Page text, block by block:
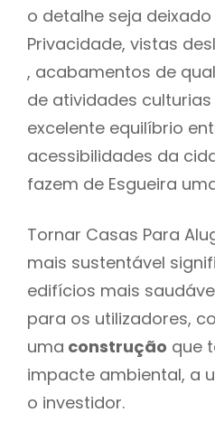
o detalhe seja
Privacidade, vistas
, acabamentos de
de atividades
excelente equilíbrio
acessibilidades da
fazem de Esgueira
Tornar Casas Para
mais sustentável
edifícios mais
para os utilizadores,
uma construção que
impacte ambiental, a
o investidor.